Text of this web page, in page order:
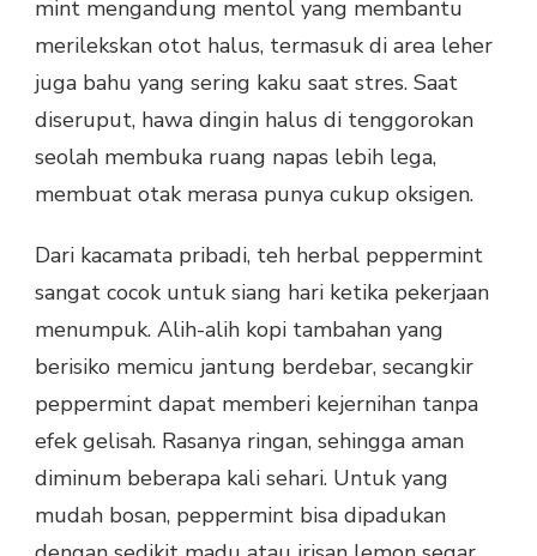
mint mengandung mentol yang membantu
merilekskan otot halus, termasuk di area leher
juga bahu yang sering kaku saat stres. Saat
diseruput, hawa dingin halus di tenggorokan
seolah membuka ruang napas lebih lega,
membuat otak merasa punya cukup oksigen.
Dari kacamata pribadi, teh herbal peppermint
sangat cocok untuk siang hari ketika pekerjaan
menumpuk. Alih-alih kopi tambahan yang
berisiko memicu jantung berdebar, secangkir
peppermint dapat memberi kejernihan tanpa
efek gelisah. Rasanya ringan, sehingga aman
diminum beberapa kali sehari. Untuk yang
mudah bosan, peppermint bisa dipadukan